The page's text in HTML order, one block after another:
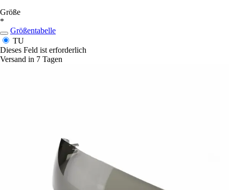
Größe
*
Größentabelle
TU
Dieses Feld ist erforderlich
Versand in 7 Tagen